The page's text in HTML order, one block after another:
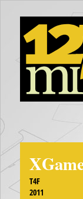
T4F
2011